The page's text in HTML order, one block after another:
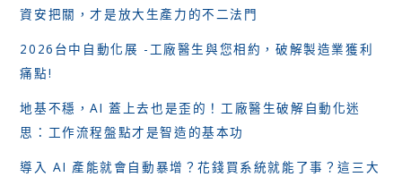
資安把關，才是放大生產力的不二法門
2026台中自動化展 -工廠醫生與您相約，破解製造業獲利
痛點!
地基不穩，AI 蓋上去也是歪的！工廠醫生破解自動化迷
思：工作流程盤點才是智造的基本功
導入 AI 產能就會自動暴增？花錢買系統就能了事？這三大